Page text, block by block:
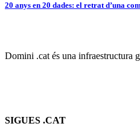
20 anys en 20 dades: el retrat d’una
Domini .cat és una infraestructura
SIGUES .CAT